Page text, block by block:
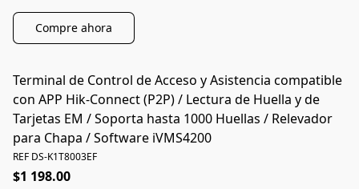
Compre ahora
Terminal de Control de Acceso y Asistencia compatible
con APP Hik-Connect (P2P) / Lectura de Huella y de
Tarjetas EM / Soporta hasta 1000 Huellas / Relevador
para Chapa / Software iVMS4200
REF DS-K1T8003EF
$1 198.00